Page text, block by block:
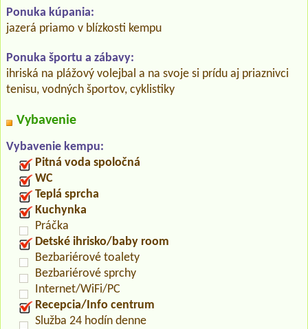
Ponuka kúpania:
jazerá priamo v blízkosti kempu
Ponuka športu a zábavy:
ihriská na plážový volejbal a na svoje si prídu aj priaznivci
tenisu, vodných športov, cyklistiky
Vybavenie
Vybavenie kempu:
Pitná voda spoločná
WC
Teplá sprcha
Kuchynka
Práčka
Detské ihrisko/baby room
Bezbariérové toalety
Bezbariérové sprchy
Internet/WiFi/PC
Recepcia/Info centrum
Služba 24 hodín denne